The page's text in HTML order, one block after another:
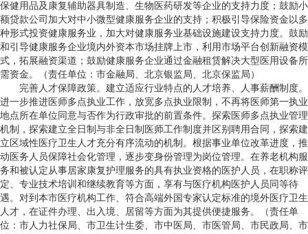
保健用品及康复辅助器具制造、生物医药研发等企业的支持力度；鼓励小
额贷款公司加大对中小微型健康服务企业的支持；积极引导保险资金以多
种形式投资健康服务业，加大对健康服务业基础设施建设支持力度。鼓励
和引导健康服务企业境内外资本市场挂牌上市，利用市场平台创新融资模
式，拓展融资渠道；鼓励健康服务企业通过金融租赁解决大型医用设备所
需资金。（责任单位：市金融局、北京银监局、北京保监局）
完善人才保障政策。建立适应行业特点的人才培养、人事薪酬制度。
进一步推进医师多点执业工作，放宽多点执业限制，不再将医师第一执业
地点所在单位同意与否作为行政审批的前置条件。探索医师多点执业管理
机制，探索建立全日制与非全日制医师工作制度并区别聘用合同，探索建
立区域性医疗卫生人才充分有序流动的机制。根据事业单位改革进度，推
动医务人员保障社会化管理，逐步变身份管理为岗位管理。在养老机构服
务和被认定从事居家康复护理服务的具有执业资格的医护人员，在职称评
定、专业技术培训和继续教育等方面，享有与医疗机构医护人员同等待
遇。对到本市医疗机构工作、符合高端外国专家认定标准的境外医疗卫生
人才，在证件办理、出入境、居留等方面为其提供便捷服务。（责任单
位：市人力社保局、市卫生计生委、市中医局、市医管局、市民政局、市